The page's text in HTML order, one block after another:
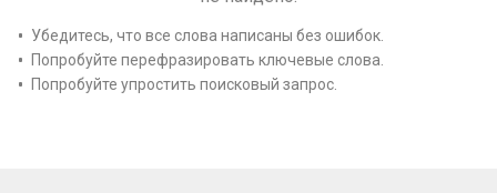
Убедитесь, что все слова написаны без ошибок.
Попробуйте перефразировать ключевые слова.
Попробуйте упростить поисковый запрос.